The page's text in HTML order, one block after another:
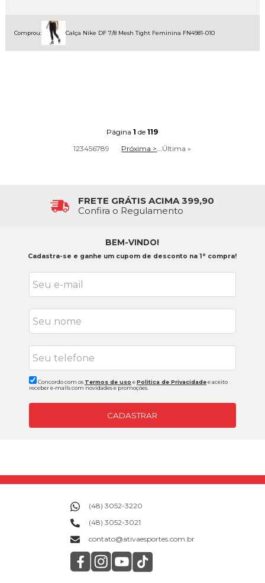
Comprou: Calça Nike DF 7/8 Mesh Tight Feminina FN4981-010
Página1 de119
123456789 Próxima >...Última »
FRETE GRÁTIS ACIMA 399,90
Confira o Regulamento
BEM-VINDO!
Cadastra-se e ganhe um cupom de desconto na 1° compra!
Concordo com os Termos de uso ePolitica de Privacidadee aceito
receber e-mails com novidades e promoções.
CADASTRAR
(48) 3052-3220
(48) 3052-3021
contato@ativaesportes.com.br